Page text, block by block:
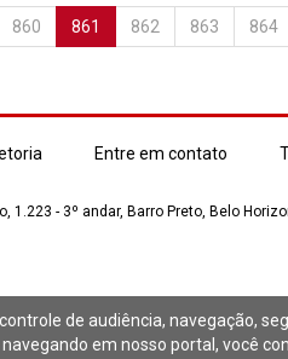
860 861 862 863 864
de audiência, navegação,
em nosso portal, você
Entre em contato
1.223 - 3º andar, Barro Preto, Belo